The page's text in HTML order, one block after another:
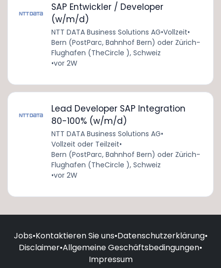
SAP Entwickler / Developer
(w/m/d)
NTT DATA Business Solutions AG•Vollzeit•
Bern (PostParc, Bahnhof Bern) oder Zürich-
Flughafen (TheCircle ), Schweiz
•vor 2W
Lead Developer SAP Integration
80-100% (w/m/d)
NTT DATA Business Solutions AG•
Vollzeit oder Teilzeit•
Bern (PostParc, Bahnhof Bern) oder Zürich-
Flughafen (TheCircle ), Schweiz
•vor 2W
Jobs•Kontaktieren Sie uns•Datenschutzerklärung•
Disclaimer•Allgemeine Geschäftsbedingungen•
Impressum